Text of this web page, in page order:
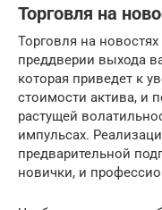
Торговля на
Торговля на
преддверии выхода
которая приведет к
стоимости актива, и
растущей
импульсах.
предварительной
новички, и